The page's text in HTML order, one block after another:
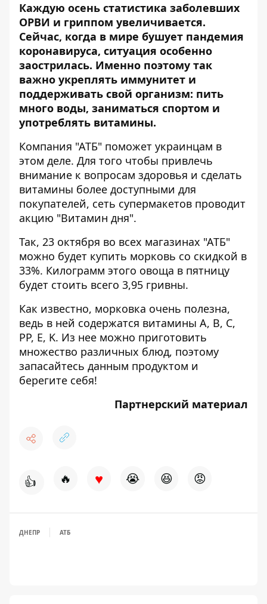
Каждую осень статистика заболевших
ОРВИ и гриппом увеличивается.
Сейчас, когда в мире бушует пандемия
коронавируса, ситуация особенно
заострилась. Именно поэтому так
важно укреплять иммунитет и
поддерживать свой организм: пить
много воды, заниматься спортом и
употреблять витамины.
Компания "АТБ" поможет украинцам в
этом деле. Для того чтобы привлечь
внимание к вопросам здоровья и сделать
витамины более доступными для
покупателей, сеть супермакетов проводит
акцию "Витамин дня".
Так, 23 октября во всех магазинах "АТБ"
можно будет купить морковь со скидкой в
33%. Килограмм этого овоща в пятницу
будет стоить всего 3,95 гривны.
Как известно, морковка очень полезна,
ведь в ней содержатся витамины A, B, C,
PP, E, K. Из нее можно приготовить
множество различных блюд, поэтому
запасайтесь данным продуктом и
берегите себя!
Партнерский материал
👍 🔥 ♥ 😭 😆 😡
ДНЕПР АТБ